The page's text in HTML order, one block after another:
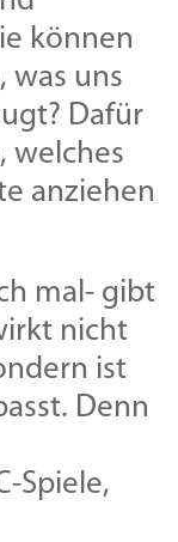
können
was uns
Dafür
welches
anziehen
mal- gibt
nicht
ist
Denn
Spiele,